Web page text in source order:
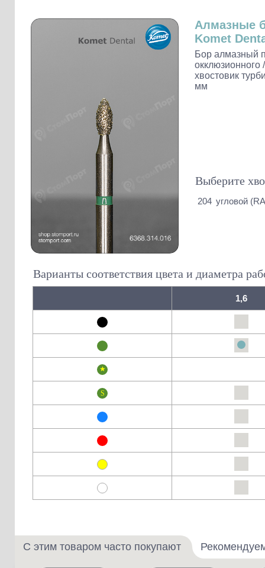
Наконечники и переходники KaVo
Алмазные
Komet
Бор алмазный
окклюзионного
хвостовик
мм
Выберите
204 угловой
Варианты соответствия цвета и диаметра
1,6
С этим товаром часто покупают